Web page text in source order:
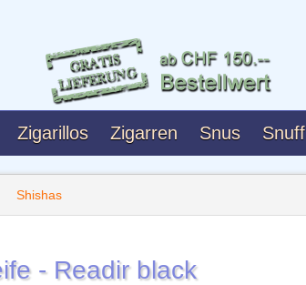
Zigarillos Zigarren Snus Snuff
Shishas
- Readir black